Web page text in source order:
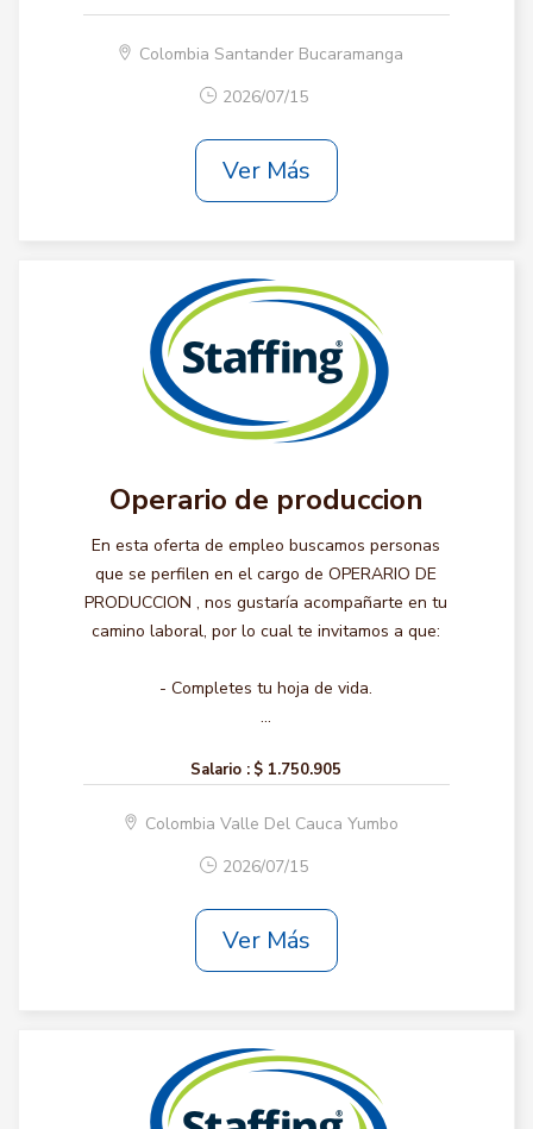
Colombia Santander Bucaramanga
2026/07/15
Ver Más
Operario de produccion
En esta oferta de empleo buscamos personas
que se perfilen en el cargo de OPERARIO DE
PRODUCCION , nos gustaría acompañarte en tu
camino laboral, por lo cual te invitamos a que:
- Completes tu hoja de vida.
...
Salario : $ 1.750.905
Colombia Valle Del Cauca Yumbo
2026/07/15
Ver Más